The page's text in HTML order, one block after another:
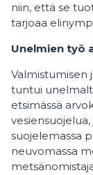
niin, että se
tarjoaa
Unelmien työ
Valmistumisen
tuntui
etsimässä
suojelemassa
neuvomassa